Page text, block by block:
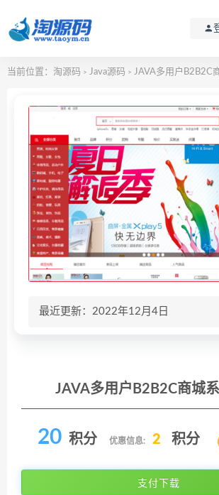
当前位置： 淘源码 > Java源码 > JAVA多用户B2B2C
最近更新：2022年12月4日
JAVA多用户B2B2C商城
20 积分 优惠信息: 2 积分
支付下载